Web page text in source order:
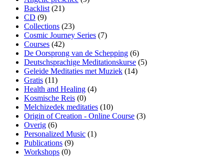
Backlist (21)
CD (9)
Collections (23)
Cosmic Journey Series (7)
Courses (42)
De Oorsprong van de Schepping (6)
Deutschsprachige Meditationskurse (5)
Geleide Meditaties met Muziek (14)
Gratis (11)
Health and Healing (4)
Kosmische Reis (0)
Melchizedek meditaties (10)
Origin of Creation - Online Course (3)
Overig (6)
Personalized Music (1)
Publications (9)
Workshops (0)